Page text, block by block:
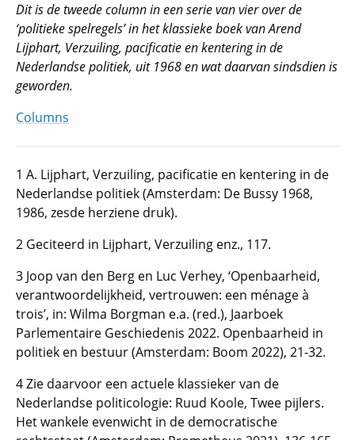
Dit is de tweede column in een serie van vier over de
‘politieke spelregels’ in het klassieke boek van Arend
Lijphart, Verzuiling, pacificatie en kentering in de
Nederlandse politiek, uit 1968 en wat daarvan sindsdien is
geworden.
Columns
1 A. Lijphart, Verzuiling, pacificatie en kentering in de
Nederlandse politiek (Amsterdam: De Bussy 1968,
1986, zesde herziene druk).
2 Geciteerd in Lijphart, Verzuiling enz., 117.
3 Joop van den Berg en Luc Verhey, ‘Openbaarheid,
verantwoordelijkheid, vertrouwen: een ménage à
trois’, in: Wilma Borgman e.a. (red.), Jaarboek
Parlementaire Geschiedenis 2022. Openbaarheid in
politiek en bestuur (Amsterdam: Boom 2022), 21-32.
4 Zie daarvoor een actuele klassieker van de
Nederlandse politicologie: Ruud Koole, Twee pijlers.
Het wankele evenwicht in de democratische